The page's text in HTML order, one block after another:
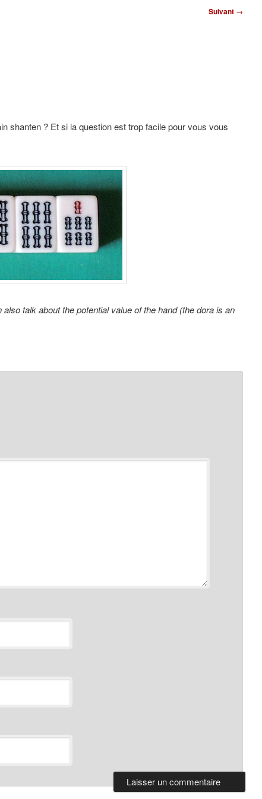
Suivant →
shanten ? Et si la question est trop facile pour vous vous
talk about the potential value of the hand (the dora is an